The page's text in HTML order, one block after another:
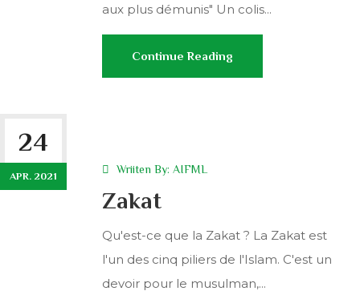
aux plus démunis" Un colis...
Continue Reading
24
APR. 2021
Wriiten By: AIFML
Zakat
Qu'est-ce que la Zakat ? La Zakat est
l'un des cinq piliers de l'Islam. C'est un
devoir pour le musulman,...